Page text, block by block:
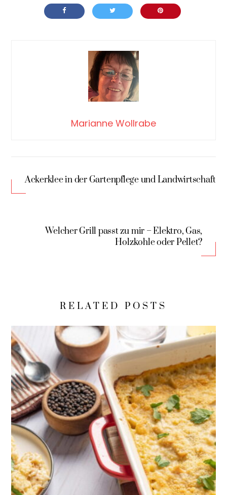
Marianne Wollrabe
Ackerklee in der Gartenpflege und Landwirtschaft
Welcher Grill passt zu mir – Elektro, Gas,
Holzkohle oder Pellet?
RELATED POSTS